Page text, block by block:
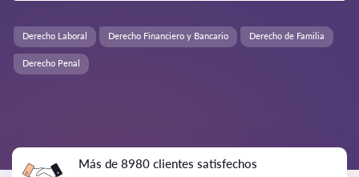
Derecho Penal
Derecho Laboral Derecho Financiero y Bancario Derecho de Familia
Más de 8980 clientes satisfechos